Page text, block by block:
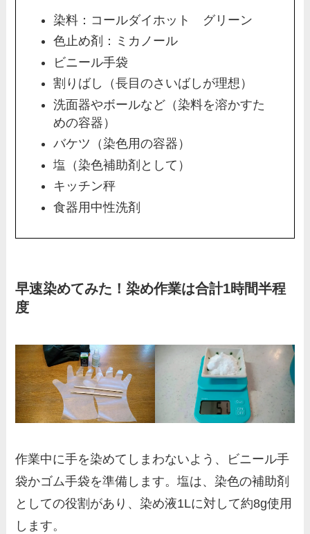
染料：コールダイホット グリーン
色止め剤：ミカノール
ビニール手袋
割りばし（長目のさいばしが理想）
洗面器やボールなど（染料を溶かすた
めの容器）
バケツ（染色用の容器）
塩（染色補助剤として）
キッチン秤
食器用中性洗剤
早速染めてみた！染め作業は合計1時間半程
度
作業中に手を染めてしまわないよう、ビニール手
袋かゴム手袋を準備します。塩は、染色の補助剤
としての役割があり、染め液1Lに対して約8g使用
します。